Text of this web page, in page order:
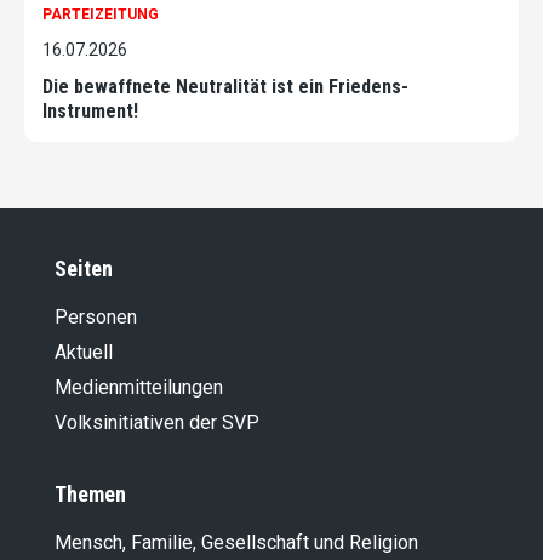
PARTEIZEITUNG
16.07.2026
Die bewaffnete Neutralität ist ein Friedens-
Instrument!
Seiten
Personen
Aktuell
Medienmitteilungen
Volksinitiativen der SVP
Themen
Mensch, Familie, Gesellschaft und Religion